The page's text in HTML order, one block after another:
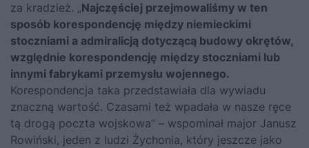
za kradzież. „Najczęściej przejmowaliśmy w ten
sposób korespondencję między niemieckimi
stoczniami a admiralicją dotyczącą budowy okrętów,
względnie korespondencję między stoczniami lub
innymi fabrykami przemysłu wojennego.
Korespondencja taka przedstawiała dla wywiadu
znaczną wartość. Czasami też wpadała w nasze ręce
tą drogą poczta wojskowa” – wspominał major Janusz
Rowiński, jeden z ludzi Żychonia, który jeszcze jako